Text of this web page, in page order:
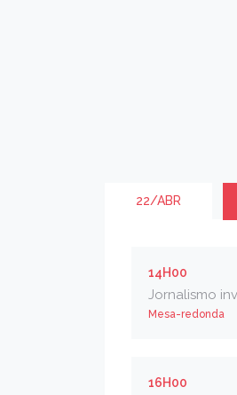
22/ABR
14H00
Jornalismo
Mesa-redonda
16H00